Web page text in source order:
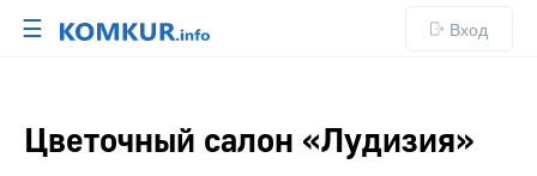
☰ Вход
Цветочный салон «Лудизия»